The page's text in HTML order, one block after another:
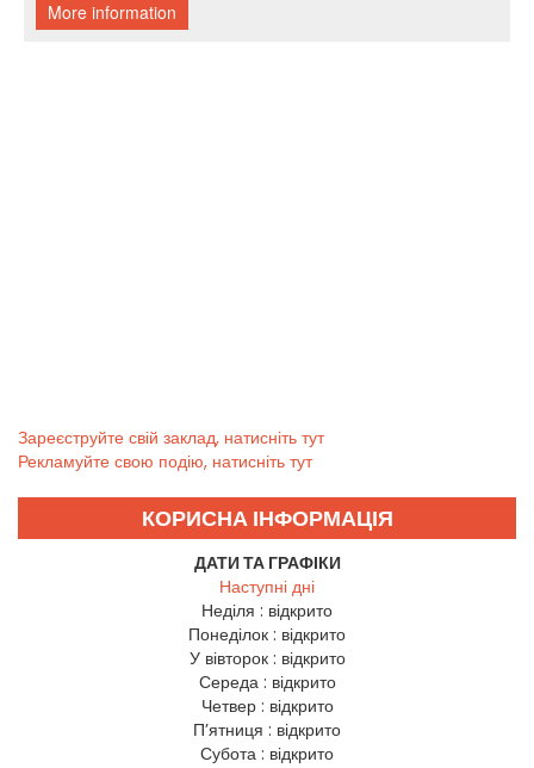
Зареєструйте свій заклад, натисніть тут
Рекламуйте свою подію, натисніть тут
КОРИСНА ІНФОРМАЦІЯ
ДАТИ ТА ГРАФІКИ
Наступні дні
Неділя : відкрито
Понеділок : відкрито
У вівторок : відкрито
Середа : відкрито
Четвер : відкрито
П’ятниця : відкрито
Субота : відкрито